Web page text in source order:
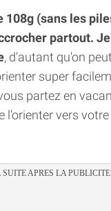
108g (sans les
partout.
, d'autant qu'on
super
partez en
l'orienter vers